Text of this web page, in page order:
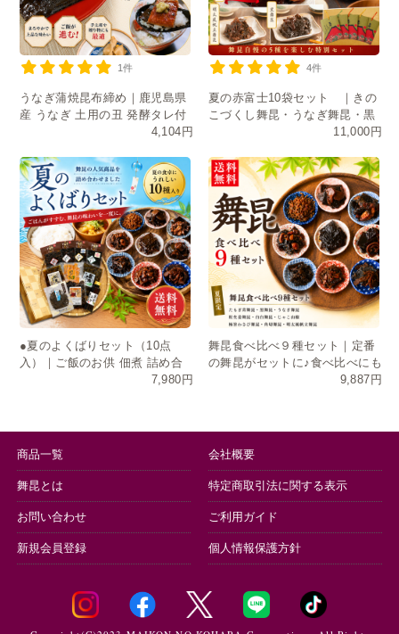
うなぎ蒲焼昆布締め｜鹿児島県
産 うなぎ 土用の丑 発酵タレ付
4,104円
1件
夏の赤富士10袋セット ｜きの
こづくし舞昆・うなぎ舞昆・黒
舞昆・たもぎ茸・明太風帆立舞
11,000円
4件
●夏のよくばりセット（10点
入）｜ご飯のお供 佃煮 詰め合
わせ お中元 ギフト 送料無料
7,980円
舞昆食べ比べ９種セット｜定番
の舞昆がセットに♪食べ比べにも
9,887円
商品一覧
舞昆とは
会社概要
特定商取引法に関する表示
お問い合わせ
新規会員登録
ご利用ガイド
個人情報保護方針